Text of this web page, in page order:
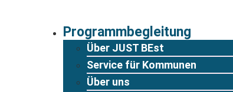
Programmbegleitung
Über JUST BEst
Service für Kommunen
Über uns